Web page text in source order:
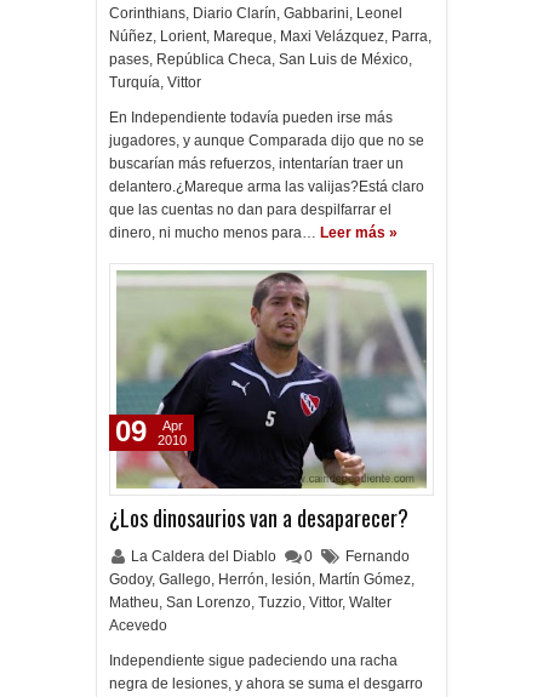
Corinthians, Diario Clarín, Gabbarini, Leonel
Núñez, Lorient, Mareque, Maxi Velázquez, Parra,
pases, República Checa, San Luis de México,
Turquía, Vittor
En Independiente todavía pueden irse más
jugadores, y aunque Comparada dijo que no se
buscarían más refuerzos, intentarían traer un
delantero.¿Mareque arma las valijas?Está claro
que las cuentas no dan para despilfarrar el
dinero, ni mucho menos para… Leer más »
¿Los dinosaurios van a desaparecer?
La Caldera del Diablo 0
Fernando
Godoy, Gallego, Herrón, lesión, Martín Gómez,
Matheu, San Lorenzo, Tuzzio, Vittor, Walter
Acevedo
Independiente sigue padeciendo una racha
negra de lesiones, y ahora se suma el desgarro
09
Apr
2010